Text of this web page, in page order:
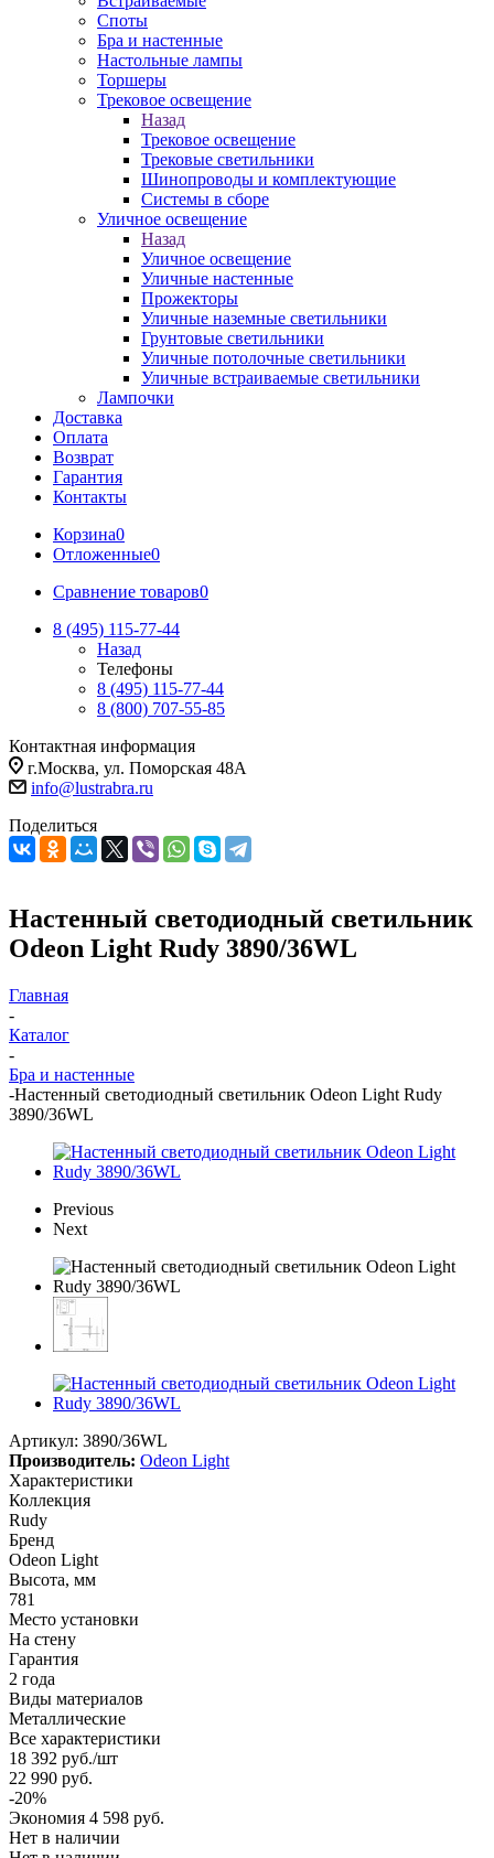
Споты
Бра и настенные
Настольные лампы
Торшеры
Трековое освещение
Назад
Трековое освещение
Трековые светильники
Шинопроводы и комплектующие
Системы в сборе
Уличное освещение
Назад
Уличное освещение
Уличные настенные
Прожекторы
Уличные наземные светильники
Грунтовые светильники
Уличные потолочные светильники
Уличные встраиваемые светильники
Лампочки
Доставка
Оплата
Возврат
Гарантия
Контакты
Корзина0
Отложенные0
Сравнение товаров0
8 (495) 115-77-44
Назад
Телефоны
8 (495) 115-77-44
8 (800) 707-55-85
Контактная информация
г.Москва, ул. Поморская 48А
info@lustrabra.ru
Поделиться
Настенный светодиодный светильник
Odeon Light Rudy 3890/36WL
Главная
-
Каталог
-
Бра и настенные
-Настенный светодиодный светильник Odeon Light Rudy
3890/36WL
Previous
Next
Артикул: 3890/36WL
Производитель: Odeon Light
Характеристики
Коллекция
Rudy
Бренд
Odeon Light
Высота, мм
781
Место установки
На стену
Гарантия
2 года
Виды материалов
Металлические
Все характеристики
18 392 руб./шт
22 990 руб.
-20%
Экономия 4 598 руб.
Нет в наличии